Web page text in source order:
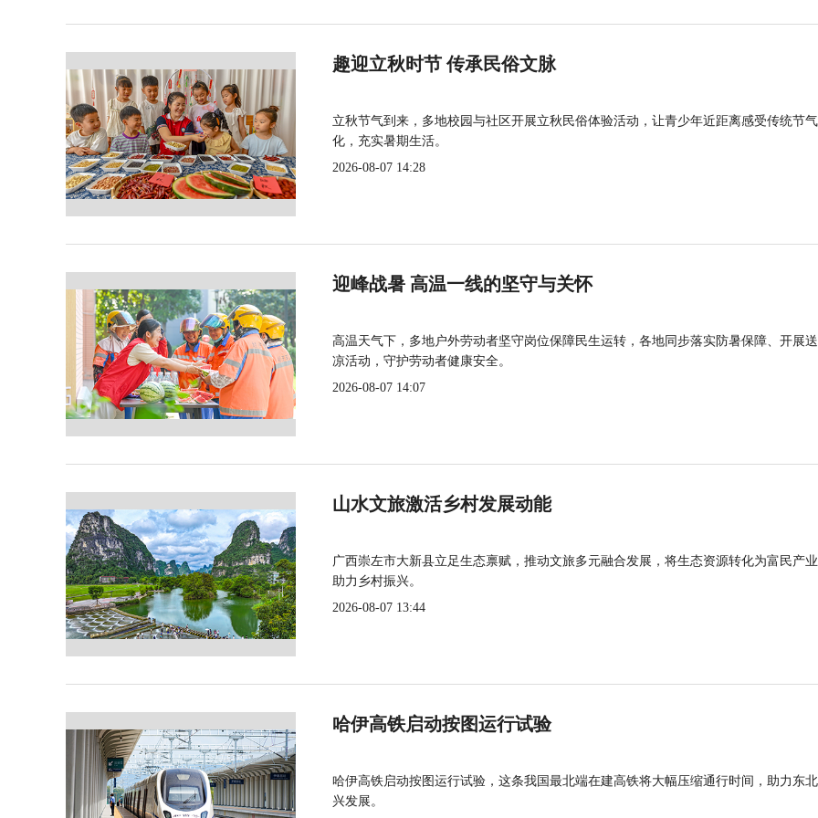
趣迎立秋时节 传承民俗文脉
立秋节气到来，多地校园与社区开展立秋民俗体验活动，让青少年近距离感受传统节
化，充实暑期生活。
2026-08-07 14:28
迎峰战暑 高温一线的坚守与关怀
高温天气下，多地户外劳动者坚守岗位保障民生运转，各地同步落实防暑保障、开展
凉活动，守护劳动者健康安全。
2026-08-07 14:07
山水文旅激活乡村发展动能
广西崇左市大新县立足生态禀赋，推动文旅多元融合发展，将生态资源转化为富民产
助力乡村振兴。
2026-08-07 13:44
哈伊高铁启动按图运行试验
哈伊高铁启动按图运行试验，这条我国最北端在建高铁将大幅压缩通行时间，助力东
兴发展。